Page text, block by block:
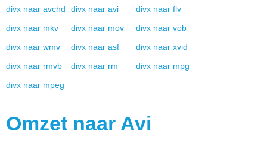
divx naar avchd divx naar avi divx naar flv
divx naar mkv divx naar mov divx naar vob
divx naar wmv divx naar asf divx naar xvid
divx naar rmvb divx naar rm divx naar mpg
divx naar mpeg
Omzet naar Avi